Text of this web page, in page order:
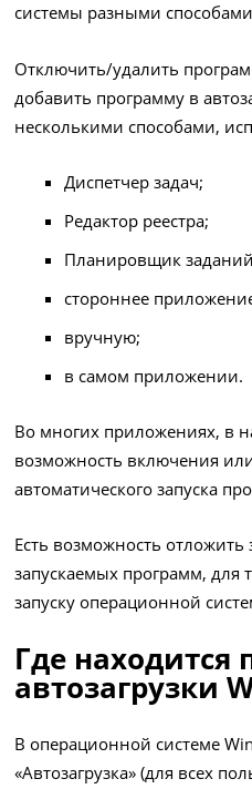
системы разными
Отключить/удалить
добавить программу в
несколькими способами,
Диспетчер задач;
Редактор реестра;
Планировщик
стороннее
вручную;
в самом приложении.
Во многих приложениях, в
возможность включения
автоматического запуска
Есть возможность отложить
запускаемых программ,
запуску операционной
Где находится
автозагрузки
В операционной системе
«Автозагрузка» (для всех